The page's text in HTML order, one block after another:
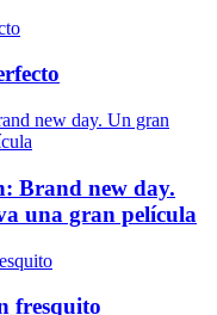
Brand new day.
una gran película
fresquito